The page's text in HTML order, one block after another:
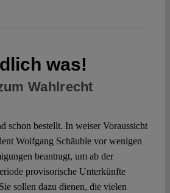
Projects
Authors
Spotlight
was!
Wahlrecht
schon bestellt. In weiser Voraussicht
Wolfgang Schäuble vor wenigen
beantragt, um ab der
provisorische Unterkünfte
sollen dazu dienen, die vielen